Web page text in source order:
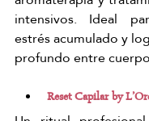
intensivos. Ideal
estrés acumulado y
profundo entre
Reset Capilar by